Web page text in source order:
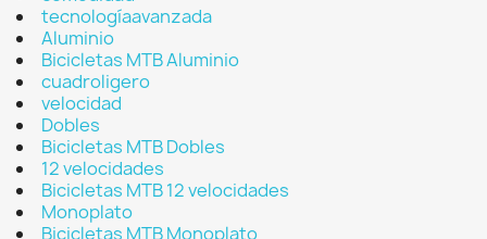
tecnologíaavanzada
Aluminio
Bicicletas MTB Aluminio
cuadroligero
velocidad
Dobles
Bicicletas MTB Dobles
12 velocidades
Bicicletas MTB 12 velocidades
Monoplato
Bicicletas MTB Monoplato